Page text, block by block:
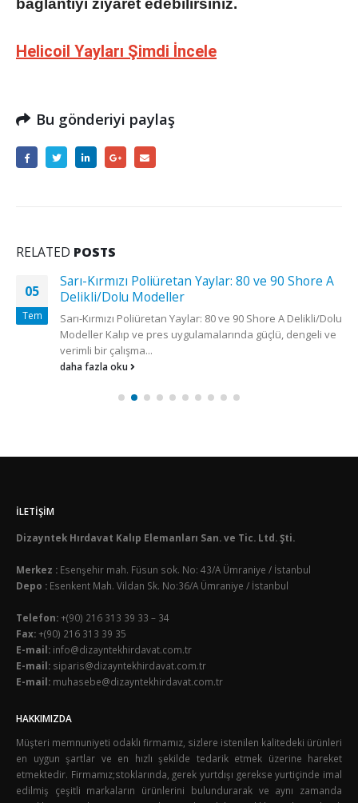
bağlantıyı ziyaret edebilirsiniz.
Helicoil Yayları Şimdi İncele
Bu gönderiyi paylaş
RELATED POSTS
05
Tem
Sarı-Kırmızı Poliüretan Yaylar: 80 ve 90 Shore A
Delikli/Dolu Modeller
Sarı-Kırmızı Poliüretan Yaylar: 80 ve 90 Shore A Delikli/Dolu
Modeller Kalıp ve pres uygulamalarında güçlü, dengeli ve
verimli bir çalışma...
daha fazla oku
İLETIŞIM
Dizayntek Hırdavat Kalıp Elemanları San. ve Tic. Ltd. Şti.
Merkez : Esenşehir mah. Füsun sok. No: 43/A Ümraniye / İstanbul
Depo : Esenkent Mah. Vildan Sk. No:36/A Ümraniye / İstanbul
Telefon:+(90) 216 313 39 33 – 34
Fax:+(90) 216 313 39 35
E-mail: info@dizayntekhirdavat.com.tr
E-mail: siparis@dizayntekhirdavat.com.tr
E-mail: muhasebe@dizayntekhirdavat.com.tr
HAKKIMIZDA
Müşteri memnuniyeti odaklı firmamız, sizlere istenilen kalitedeki ürünleri
en uygun şartlar ve en hızlı şekilde tedarik etmek üzerine hareket
etmektedir. Firmamız;stoklarında, gerek yurtdışı gerekse yurtiçinde imal
edilmiş çeşitli markaların ürünlerini bulundurarak ve aynı zamanda